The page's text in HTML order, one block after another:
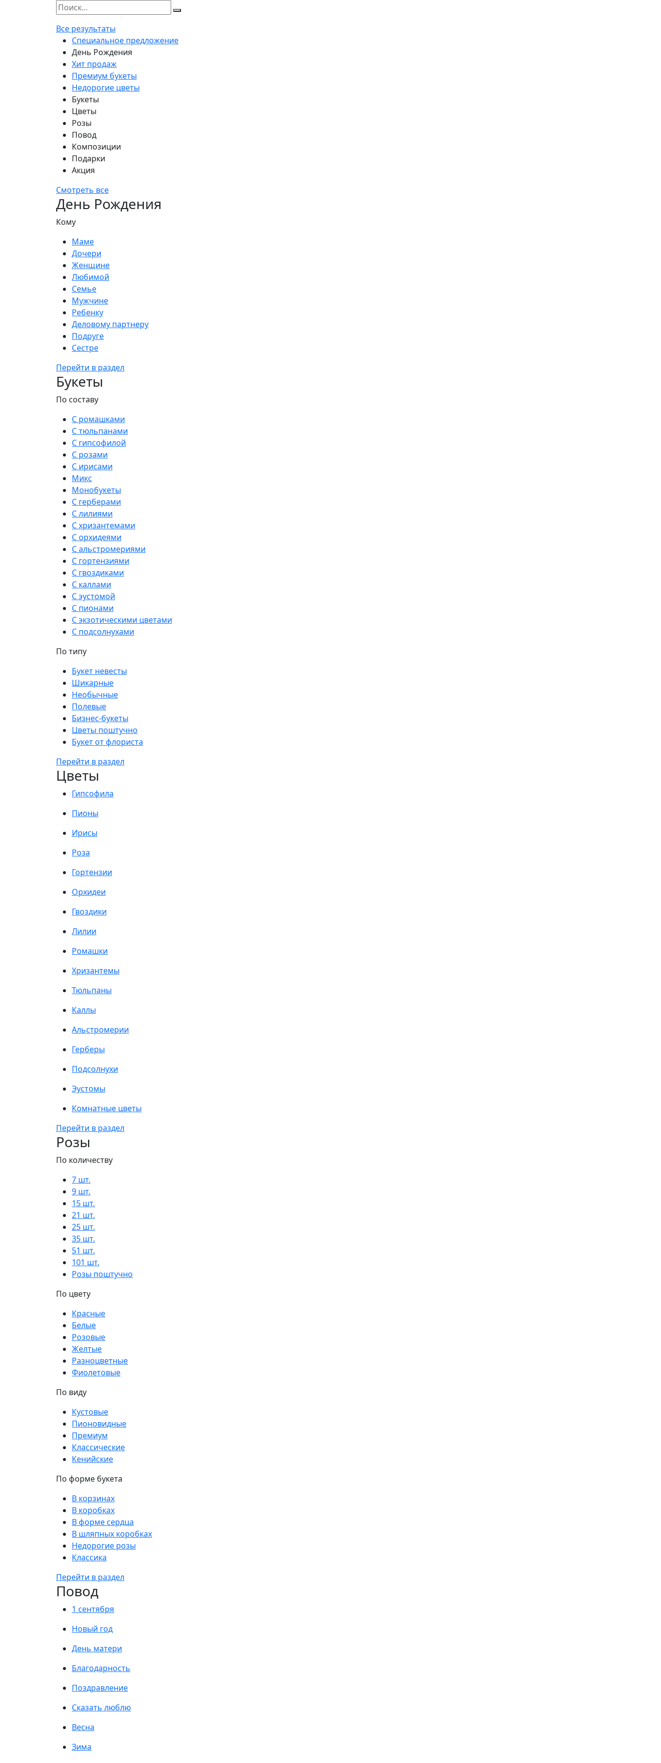
Все результаты
Специальное предложение
День Рождения
Хит продаж
Премиум букеты
Недорогие цветы
Букеты
Цветы
Розы
Повод
Композиции
Подарки
Акция
Смотреть все
День Рождения
Кому
Маме
Дочери
Женщине
Любимой
Семье
Мужчине
Ребенку
Деловому партнеру
Подруге
Сестре
Перейти в раздел
Букеты
По составу
С ромашками
С тюльпанами
С гипсофилой
С розами
С ирисами
Микс
Монобукеты
С герберами
С лилиями
С хризантемами
С орхидеями
С альстромериями
С гортензиями
С гвоздиками
С каллами
С эустомой
С пионами
С экзотическими цветами
С подсолнухами
По типу
Букет невесты
Шикарные
Необычные
Полевые
Бизнес-букеты
Цветы поштучно
Букет от флориста
Перейти в раздел
Цветы
Гипсофила
Пионы
Ирисы
Роза
Гортензии
Орхидеи
Гвоздики
Лилии
Ромашки
Хризантемы
Тюльпаны
Каллы
Альстромерии
Герберы
Подсолнухи
Эустомы
Комнатные цветы
Перейти в раздел
Розы
По количеству
7 шт.
9 шт.
15 шт.
21 шт.
25 шт.
35 шт.
51 шт.
101 шт.
Розы поштучно
По цвету
Красные
Белые
Розовые
Желтые
Разноцветные
Фиолетовые
По виду
Кустовые
Пионовидные
Премиум
Классические
Кенийские
По форме букета
В корзинах
В коробках
В форме сердца
В шляпных коробках
Недорогие розы
Классика
Перейти в раздел
Повод
1 сентября
Новый год
День матери
Благодарность
Поздравление
Сказать люблю
Весна
Зима